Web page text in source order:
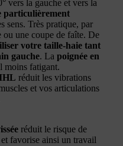
vers la gauche et vers la
particulièrement
sens. Très pratique, par
ou une coupe de faîte. De
votre taille-haie tant
gauche. La poignée en
moins fatigant.
réduit les vibrations
et vos articulations
réduit le risque de
favorise ainsi un travail